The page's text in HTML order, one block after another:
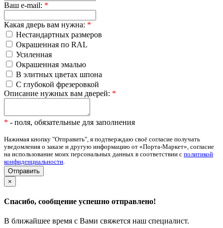
Ваш e-mail: *
Какая дверь вам нужна: *
Нестандартных размеров
Окрашенная по RAL
Усиленная
Окрашенная эмалью
В элитных цветах шпона
С глубокой фрезеровкой
Описание нужных вам дверей: *
* - поля, обязательные для заполнения
Нажимая кнопку "Отправить", я подтверждаю своё согласие получать
уведомления о заказе и другую информацию от «Порта-Маркет», согласие
на использование моих персональных данных в соответствии с политикой
конфиденциальности
×
Спасибо, сообщение успешно отправлено!
В ближайшее время с Вами свяжется наш специалист.